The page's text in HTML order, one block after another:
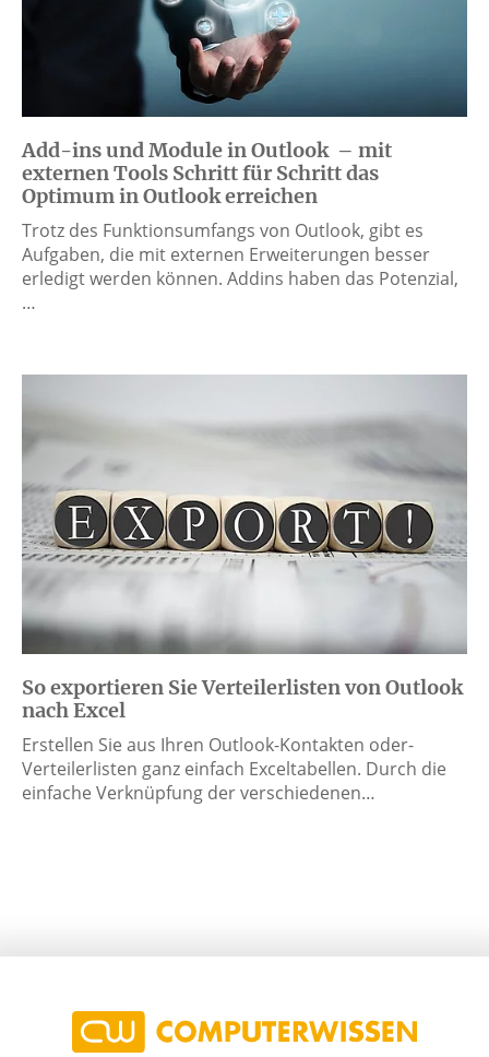
Add-ins und Module in Outlook – mit
externen Tools Schritt für Schritt das
Optimum in Outlook erreichen
Trotz des Funktionsumfangs von Outlook, gibt es
Aufgaben, die mit externen Erweiterungen besser
erledigt werden können. Addins haben das Potenzial,
…
So exportieren Sie Verteilerlisten von Outlook
nach Excel
Erstellen Sie aus Ihren Outlook-Kontakten oder-
Verteilerlisten ganz einfach Exceltabellen. Durch die
einfache Verknüpfung der verschiedenen…